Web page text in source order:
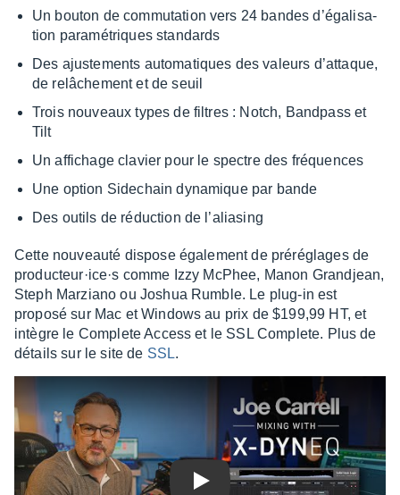
Un bouton de commu­ta­tion vers 24 bandes d’éga­li­sa­
tion para­mé­triques stan­dards
Des ajus­te­ments auto­ma­tiques des valeurs d’at­taque,
de relâ­che­ment et de seuil
Trois nouveaux types de filtres : Notch, Band­pass et
Tilt
Un affi­chage clavier pour le spectre des fréquences
Une option Side­chain dyna­mique par bande
Des outils de réduc­tion de l’alia­sing
Cette nouveauté dispose égale­ment de préré­glages de
produc­teur·i­ce·s comme Izzy McPhee, Manon Grandjean,
Steph Marziano ou Joshua Rumble. Le plug-in est
proposé sur Mac et Windows au prix de $199,99 HT, et
intègre le Complete Access et le SSL Complete. Plus de
détails sur le site de SSL.
Play